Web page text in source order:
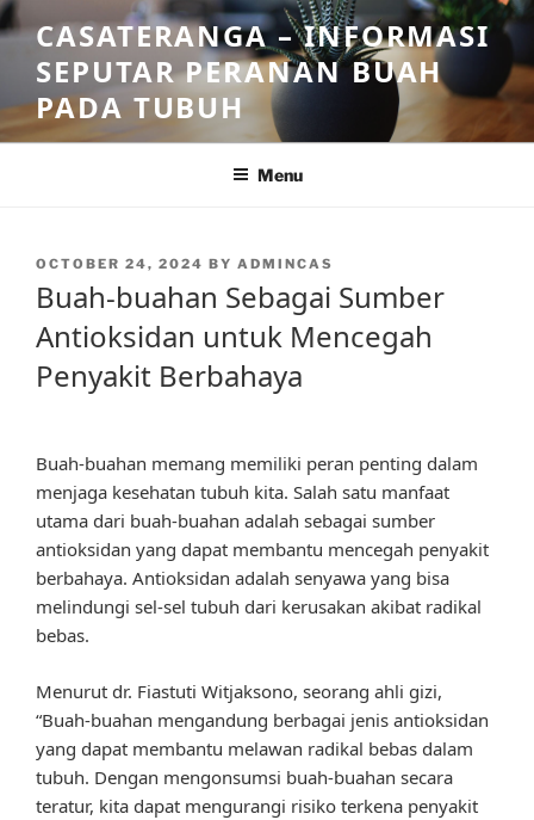
Skip
to
content
CASATERANGA – INFORMASI
SEPUTAR PERANAN BUAH
PADA TUBUH
Menu
POSTED
OCTOBER 24, 2024 BY ADMINCAS
Buah-buahan Sebagai Sumber
Antioksidan untuk Mencegah
Penyakit Berbahaya
Buah-buahan memang memiliki peran penting dalam
menjaga kesehatan tubuh kita. Salah satu manfaat
utama dari buah-buahan adalah sebagai sumber
antioksidan yang dapat membantu mencegah penyakit
berbahaya. Antioksidan adalah senyawa yang bisa
melindungi sel-sel tubuh dari kerusakan akibat radikal
bebas.
Menurut dr. Fiastuti Witjaksono, seorang ahli gizi,
“Buah-buahan mengandung berbagai jenis antioksidan
yang dapat membantu melawan radikal bebas dalam
tubuh. Dengan mengonsumsi buah-buahan secara
teratur, kita dapat mengurangi risiko terkena penyakit